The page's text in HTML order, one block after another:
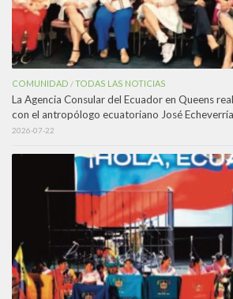
COMUNIDAD /TODAS LAS NOTICIAS
La Agencia Consular del Ecuador en Queens
con el antropólogo ecuatoriano José Echeverría
2026-07-22